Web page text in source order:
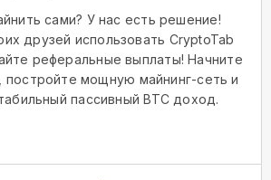
сами? У нас есть решение!
друзей использовать CryptoTab
реферальные выплаты! Начните
постройте мощную майнинг-сеть и
пассивный BTC доход.